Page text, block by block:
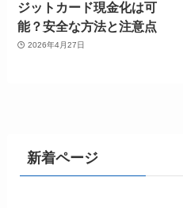
ジットカード現金化は可
能？安全な方法と注意点
2026年4月27日
新着ページ